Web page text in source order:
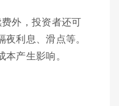
外，投资者还可
利息、滑点等。
产生影响。